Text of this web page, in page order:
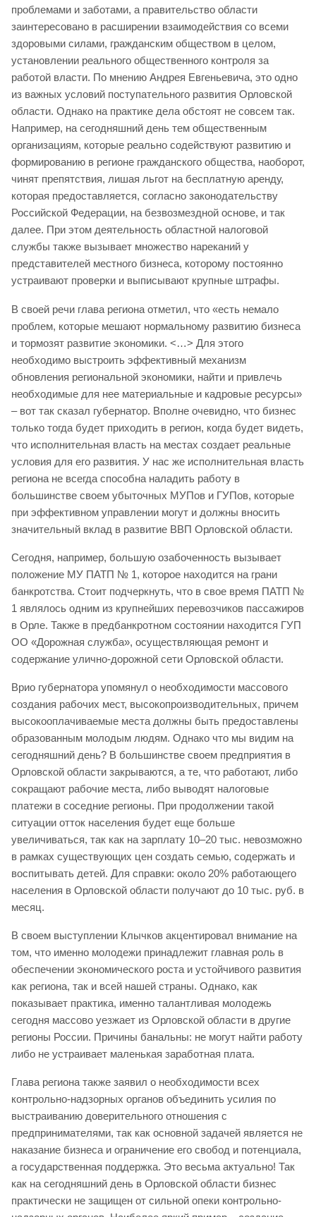
проблемами и заботами, а правительство области
заинтересовано в расширении взаимодействия со всеми
здоровыми силами, гражданским обществом в целом,
установлении реального общественного контроля за
работой власти. По мнению Андрея Евгеньевича, это одно
из важных условий поступательного развития Орловской
области. Однако на практике дела обстоят не совсем так.
Например, на сегодняшний день тем общественным
организациям, которые реально содействуют развитию и
формированию в регионе гражданского общества, наоборот,
чинят препятствия, лишая льгот на бесплатную аренду,
которая предоставляется, согласно законодательству
Российской Федерации, на безвозмездной основе, и так
далее. При этом деятельность областной налоговой
службы также вызывает множество нареканий у
представителей местного бизнеса, которому постоянно
устраивают проверки и выписывают крупные штрафы.
В своей речи глава региона отметил, что «есть немало
проблем, которые мешают нормальному развитию бизнеса
и тормозят развитие экономики. <…> Для этого
необходимо выстроить эффективный механизм
обновления региональной экономики, найти и привлечь
необходимые для нее материальные и кадровые ресурсы»
– вот так сказал губернатор. Вполне очевидно, что бизнес
только тогда будет приходить в регион, когда будет видеть,
что исполнительная власть на местах создает реальные
условия для его развития. У нас же исполнительная власть
региона не всегда способна наладить работу в
большинстве своем убыточных МУПов и ГУПов, которые
при эффективном управлении могут и должны вносить
значительный вклад в развитие ВВП Орловской области.
Сегодня, например, большую озабоченность вызывает
положение МУ ПАТП № 1, которое находится на грани
банкротства. Стоит подчеркнуть, что в свое время ПАТП №
1 являлось одним из крупнейших перевозчиков пассажиров
в Орле. Также в предбанкротном состоянии находится ГУП
ОО «Дорожная служба», осуществляющая ремонт и
содержание улично-дорожной сети Орловской области.
Врио губернатора упомянул о необходимости массового
создания рабочих мест, высокопроизводительных, причем
высокооплачиваемые места должны быть предоставлены
образованным молодым людям. Однако что мы видим на
сегодняшний день? В большинстве своем предприятия в
Орловской области закрываются, а те, что работают, либо
сокращают рабочие места, либо выводят налоговые
платежи в соседние регионы. При продолжении такой
ситуации отток населения будет еще больше
увеличиваться, так как на зарплату 10–20 тыс. невозможно
в рамках существующих цен создать семью, содержать и
воспитывать детей. Для справки: около 20% работающего
населения в Орловской области получают до 10 тыс. руб. в
месяц.
В своем выступлении Клычков акцентировал внимание на
том, что именно молодежи принадлежит главная роль в
обеспечении экономического роста и устойчивого развития
как региона, так и всей нашей страны. Однако, как
показывает практика, именно талантливая молодежь
сегодня массово уезжает из Орловской области в другие
регионы России. Причины банальны: не могут найти работу
либо не устраивает маленькая заработная плата.
Глава региона также заявил о необходимости всех
контрольно-надзорных органов объединить усилия по
выстраиванию доверительного отношения с
предпринимателями, так как основной задачей является не
наказание бизнеса и ограничение его свобод и потенциала,
а государственная поддержка. Это весьма актуально! Так
как на сегодняшний день в Орловской области бизнес
практически не защищен от сильной опеки контрольно-